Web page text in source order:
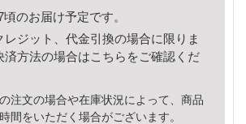
のお届け予定です。
レジット、代金引換の場合に限りま
済方法の場合はこちら をご確認くだ
注文の場合や在庫状況によって、商品
間をいただく場合がございます。